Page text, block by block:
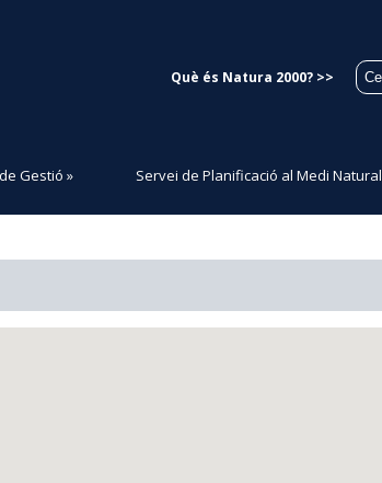
Què és Natura 2000? >>
Gestió » Servei de Planificació al Medi Natural